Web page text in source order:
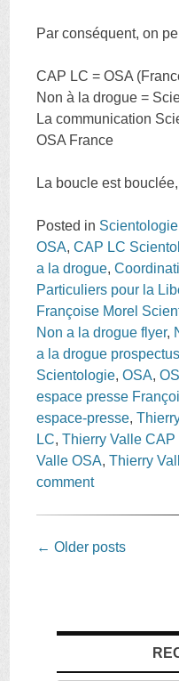
Par conséquent, on
CAP LC = OSA
Non à la drogue =
La communication
OSA France
La boucle est
Posted in Scientologie
OSA,CAP LC
a la drogue,
Particuliers pour la
Françoise Morel
Non a la drogue flyer,
a la drogue prospectus
Scientologie,OSA,
espace presse
espace-presse,
LC,Thierry Valle
Valle OSA,Thierry
comment
Post
← Older posts